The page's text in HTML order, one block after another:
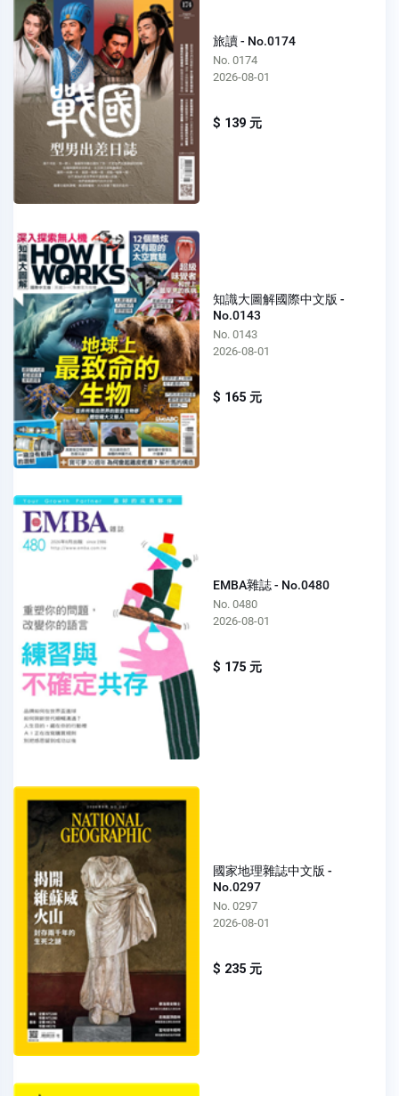
旅讀 - No.0174
No. 0174
2026-08-01
$ 139 元
知識大圖解國際中文版 -
No.0143
No. 0143
2026-08-01
$ 165 元
EMBA雜誌 - No.0480
No. 0480
2026-08-01
$ 175 元
國家地理雜誌中文版 -
No.0297
No. 0297
2026-08-01
$ 235 元